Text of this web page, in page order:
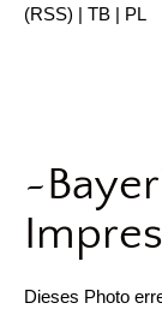
(RSS) | TB | PL
Dieses Photo